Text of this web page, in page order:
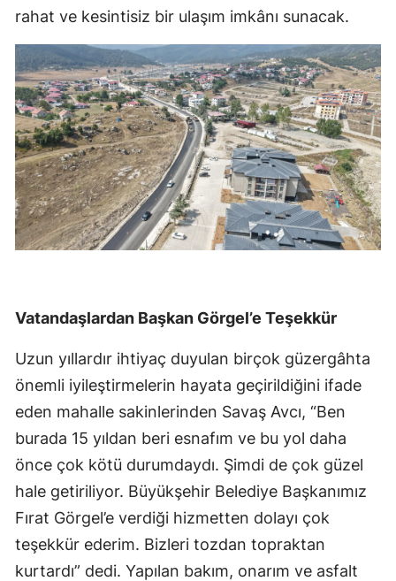
rahat ve kesintisiz bir ulaşım imkânı sunacak.
Vatandaşlardan Başkan Görgel’e Teşekkür
Uzun yıllardır ihtiyaç duyulan birçok güzergâhta
önemli iyileştirmelerin hayata geçirildiğini ifade
eden mahalle sakinlerinden Savaş Avcı, “Ben
burada 15 yıldan beri esnafım ve bu yol daha
önce çok kötü durumdaydı. Şimdi de çok güzel
hale getiriliyor. Büyükşehir Belediye Başkanımız
Fırat Görgel’e verdiği hizmetten dolayı çok
teşekkür ederim. Bizleri tozdan topraktan
kurtardı” dedi. Yapılan bakım, onarım ve asfalt